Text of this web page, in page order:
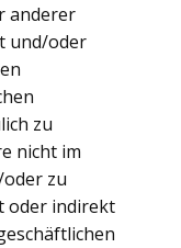
anderer
und/oder
zu
nicht im
zu
oder indirekt